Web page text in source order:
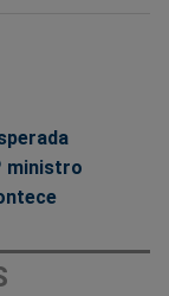
ministro